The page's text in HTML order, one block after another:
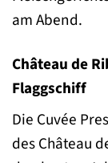
am Abend.
Château de
Flaggschiff
Die Cuvée
des Château